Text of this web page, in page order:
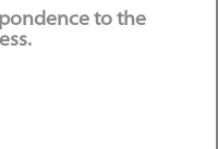
to the